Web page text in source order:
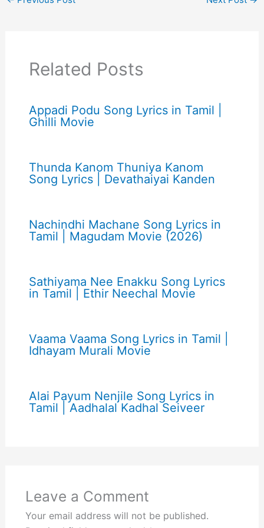
Related Posts
Appadi Podu Song Lyrics in Tamil |
Ghilli Movie
Thunda Kanom Thuniya Kanom
Song Lyrics | Devathaiyai Kanden
Nachindhi Machane Song Lyrics in
Tamil | Magudam Movie (2026)
Sathiyama Nee Enakku Song Lyrics
in Tamil | Ethir Neechal Movie
Vaama Vaama Song Lyrics in Tamil |
Idhayam Murali Movie
Alai Payum Nenjile Song Lyrics in
Tamil | Aadhalal Kadhal Seiveer
Leave a Comment
Your email address will not be published.